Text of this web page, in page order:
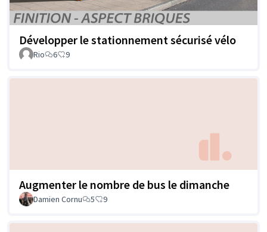
Développer le stationnement sécurisé vélo
Rio 6 9
Augmenter le nombre de bus le dimanche
Damien Cornu 5 9